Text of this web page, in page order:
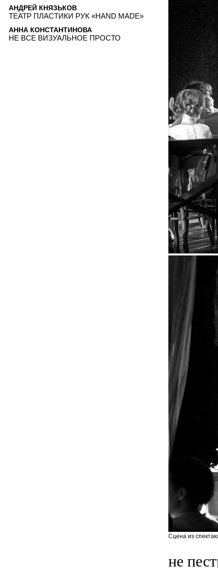
Сцена из
не
АНДРЕЙ КНЯЗЬКОВ
ТЕАТР ПЛАСТИКИ РУК «HAND MADE»
АННА КОНСТАНТИНОВА
НЕ ВСЕ ВИЗУАЛЬНОЕ ПРОСТО